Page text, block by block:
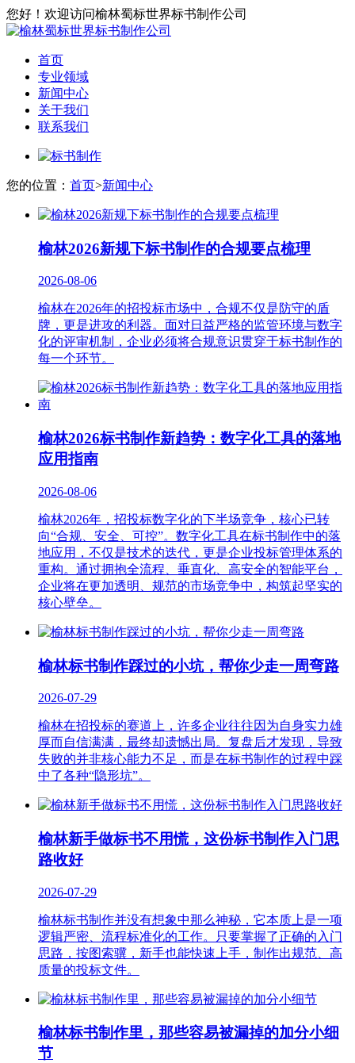
您好！欢迎访问榆林蜀标世界标书制作公司
首页
专业领域
新闻中心
关于我们
联系我们
您的位置： 首页>新闻中心
榆林2026新规下标书制作的合规要点梳理
2026-08-06
榆林在2026年的招投标市场中，合规不仅是防守的盾
牌，更是进攻的利器。面对日益严格的监管环境与数字
化的评审机制，企业必须将合规意识贯穿于标书制作的
每一个环节。
榆林2026标书制作新趋势：数字化工具的落地
应用指南
2026-08-06
榆林2026年，招投标数字化的下半场竞争，核心已转
向“合规、安全、可控”。数字化工具在标书制作中的落
地应用，不仅是技术的迭代，更是企业投标管理体系的
重构。通过拥抱全流程、垂直化、高安全的智能平台，
企业将在更加透明、规范的市场竞争中，构筑起坚实的
核心壁垒。
榆林标书制作踩过的小坑，帮你少走一周弯路
2026-07-29
榆林在招投标的赛道上，许多企业往往因为自身实力雄
厚而自信满满，最终却遗憾出局。复盘后才发现，导致
失败的并非核心能力不足，而是在标书制作的过程中踩
中了各种“隐形坑”。
榆林新手做标书不用慌，这份标书制作入门思
路收好
2026-07-29
榆林标书制作并没有想象中那么神秘，它本质上是一项
逻辑严密、流程标准化的工作。只要掌握了正确的入门
思路，按图索骥，新手也能快速上手，制作出规范、高
质量的投标文件。
榆林标书制作里，那些容易被漏掉的加分小细
节